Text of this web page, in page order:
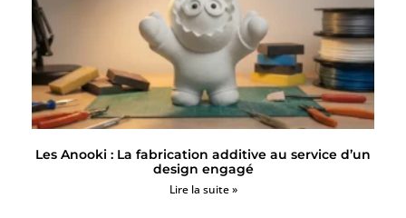
Les Anooki : La fabrication additive au service d’un
design engagé
Lire la suite »